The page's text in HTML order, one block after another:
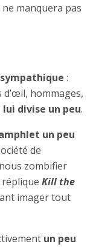
ne manquera pas
:
hommages,
divise un peu.
un peu
de
zombifier
Kill the
imager tout
un peu